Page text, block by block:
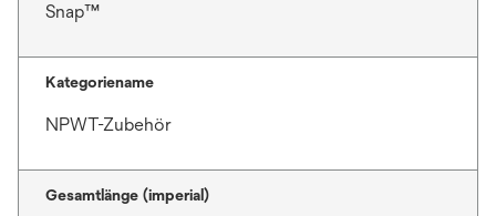
Snap™
Kategoriename
NPWT-Zubehör
Gesamtlänge (imperial)